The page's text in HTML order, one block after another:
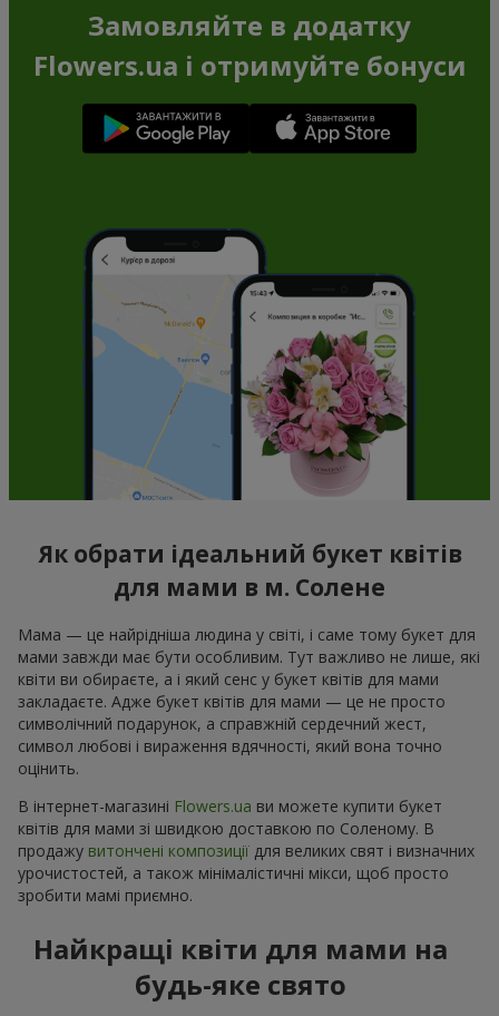
Замовляйте в додатку
Flowers.ua і отримуйте бонуси
Як обрати ідеальний букет квітів
для мами в м. Солене
Мама — це найрідніша людина у світі, і саме тому букет для
мами завжди має бути особливим. Тут важливо не лише, які
квіти ви обираєте, а і який сенс у букет квітів для мами
закладаєте. Адже букет квітів для мами — це не просто
символічний подарунок, а справжній сердечний жест,
символ любові і вираження вдячності, який вона точно
оцінить.
В інтернет-магазині Flowers.ua ви можете купити букет
квітів для мами зі швидкою доставкою по Соленому. В
продажу витончені композиції для великих свят і визначних
урочистостей, а також мінімалістичні мікси, щоб просто
зробити мамі приємно.
Найкращі квіти для мами на
будь-яке свято